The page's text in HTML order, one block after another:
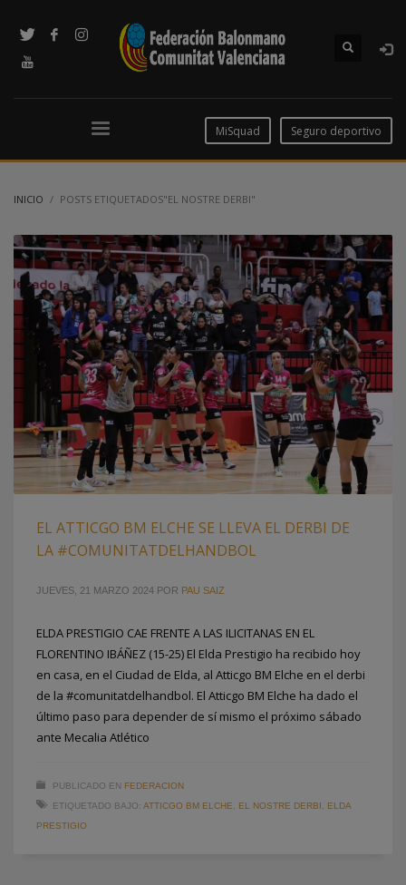
MiSquad Seguro deportivo
INICIO POSTS ETIQUETADOS"EL NOSTRE DERBI"
EL ATTICGO BM ELCHE SE LLEVA EL DERBI DE
LA #COMUNITATDELHANDBOL
JUEVES, 21 MARZO 2024 POR PAU SAIZ
ELDA PRESTIGIO CAE FRENTE A LAS ILICITANAS EN EL
FLORENTINO IBÁÑEZ (15-25) El Elda Prestigio ha recibido hoy
en casa, en el Ciudad de Elda, al Atticgo BM Elche en el derbi
de la #comunitatdelhandbol. El Atticgo BM Elche ha dado el
último paso para depender de sí mismo el próximo sábado
ante Mecalia Atlético
PUBLICADO EN FEDERACION
ETIQUETADO BAJO: ATTICGO BM ELCHE, EL NOSTRE DERBI, ELDA
PRESTIGIO